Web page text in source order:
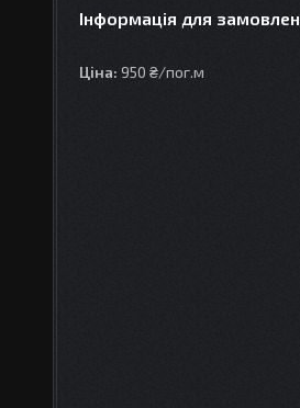
Інформація для
Ціна: 950 ₴/пог.м